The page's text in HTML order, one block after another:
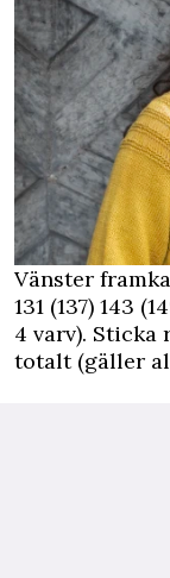
Vänster
131 (137) 143
4 varv). Sticka
totalt (gäller